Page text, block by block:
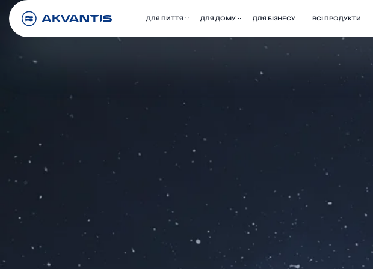
ДЛЯ ПИТТЯ ДЛЯ ДОМУ ДЛЯ БІЗНЕСУ ВСІ ПРОДУКТИ